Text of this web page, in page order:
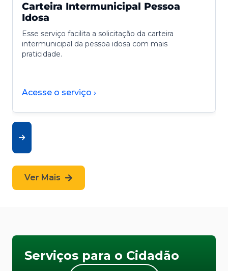
Carteira Intermunicipal Pessoa
Idosa
Esse serviço facilita a solicitação da carteira
intermunicipal da pessoa idosa com mais
praticidade.
Acesse o serviço ›
Ver Mais
Serviços para o Cidadão